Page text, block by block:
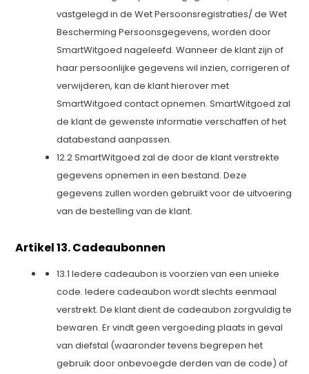
vastgelegd in de Wet Persoonsregistraties/ de Wet
Bescherming Persoonsgegevens, worden door
SmartWitgoed nageleefd. Wanneer de klant zijn of
haar persoonlijke gegevens wil inzien, corrigeren of
verwijderen, kan de klant hierover met
SmartWitgoed contact opnemen. SmartWitgoed zal
de klant de gewenste informatie verschaffen of het
databestand aanpassen.
12.2 SmartWitgoed zal de door de klant verstrekte
gegevens opnemen in een bestand. Deze
gegevens zullen worden gebruikt voor de uitvoering
van de bestelling van de klant.
Artikel 13. Cadeaubonnen
13.1 Iedere cadeaubon is voorzien van een unieke
code. Iedere cadeaubon wordt slechts eenmaal
verstrekt. De klant dient de cadeaubon zorgvuldig te
bewaren. Er vindt geen vergoeding plaats in geval
van diefstal (waaronder tevens begrepen het
gebruik door onbevoegde derden van de code) of